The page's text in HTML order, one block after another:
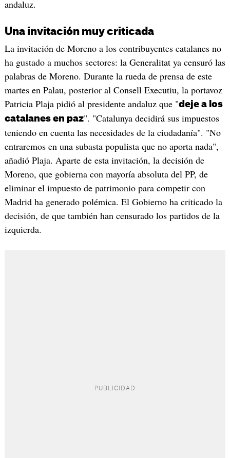
andaluz.
Una invitación muy criticada
La invitación de Moreno a los contribuyentes catalanes no
ha gustado a muchos sectores: la Generalitat ya censuró las
palabras de Moreno. Durante la rueda de prensa de este
martes en Palau, posterior al Consell Executiu, la portavoz
Patricia Plaja pidió al presidente andaluz que "deje a los
catalanes en paz". "Catalunya decidirá sus impuestos
teniendo en cuenta las necesidades de la ciudadanía". "No
entraremos en una subasta populista que no aporta nada",
añadió Plaja. Aparte de esta invitación, la decisión de
Moreno, que gobierna con mayoría absoluta del PP, de
eliminar el impuesto de patrimonio para competir con
Madrid ha generado polémica. El Gobierno ha criticado la
decisión, de que también han censurado los partidos de la
izquierda.